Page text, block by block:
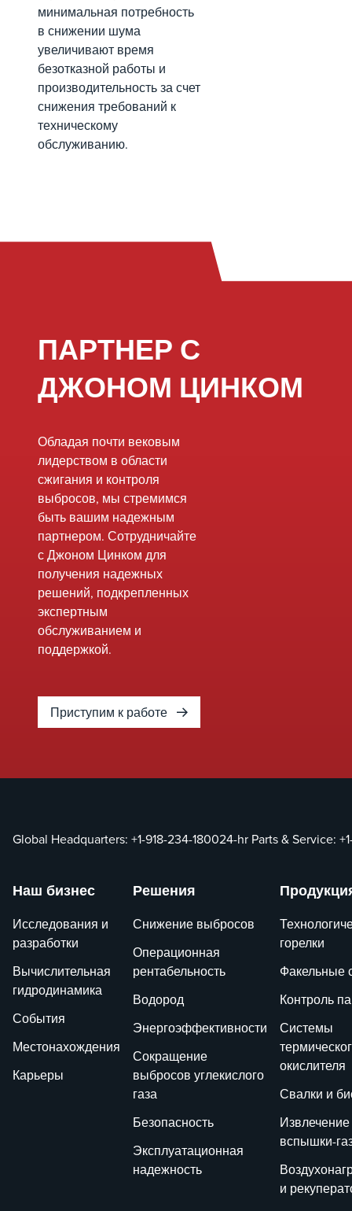
минимальная потребность
в снижении шума
увеличивают время
безотказной работы и
производительность за счет
снижения требований к
техническому
обслуживанию.
ПАРТНЕР С
ДЖОНОМ ЦИНКОМ
Обладая почти вековым
лидерством в области
сжигания и контроля
выбросов, мы стремимся
быть вашим надежным
партнером. Сотрудничайте
с Джоном Цинком для
получения надежных
решений, подкрепленных
экспертным
обслуживанием и
поддержкой.
Приступим к работе
Global Headquarters: +1-918-234-180024-hr Parts & Service:
Наш бизнес
Исследования и
разработки
Вычислительная
гидродинамика
События
Местонахождения
Карьеры
Решения
Снижение выбросов
Операционная
рентабельность
Водород
Энергоэффективности
Сокращение
выбросов углекислого
газа
Безопасность
Эксплуатационная
надежность
горелки
Факельные
Контроль
Системы
окислителя
Свалки и
Извлечение
вспышки-
и